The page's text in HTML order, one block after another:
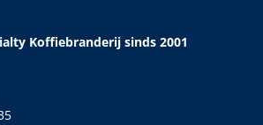
Koffiebranderij sinds 2001